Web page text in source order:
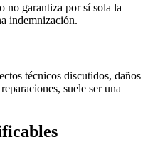
no garantiza por sí sola la
indemnización.
técnicos discutidos, daños
suele ser una